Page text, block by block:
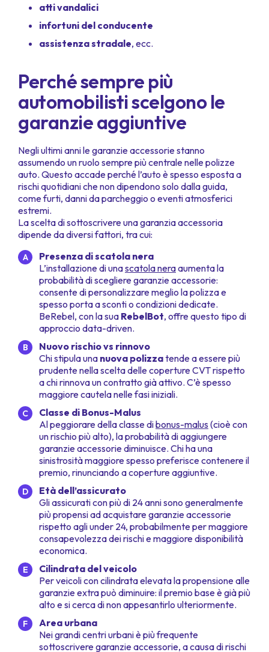
atti vandalici
infortuni del conducente
assistenza stradale, ecc.
Perché sempre più
automobilisti scelgono le
garanzie aggiuntive
Negli ultimi anni le garanzie accessorie stanno
assumendo un ruolo sempre più centrale nelle polizze
auto. Questo accade perché l’auto è spesso esposta a
rischi quotidiani che non dipendono solo dalla guida,
come furti, danni da parcheggio o eventi atmosferici
estremi.
La scelta di sottoscrivere una garanzia accessoria
dipende da diversi fattori, tra cui:
Presenza di scatola nera
L’installazione di unascatola neraaumenta la
probabilità di scegliere garanzie accessorie:
consente di personalizzare meglio la polizza e
spesso porta a sconti o condizioni dedicate.
BeRebel, con la sua RebelBot, offre questo tipo di
approccio data-driven.
Nuovo rischio vs rinnovo
Chi stipula una nuova polizzatende a essere più
prudente nella scelta delle coperture CVT rispetto
a chi rinnova un contratto già attivo. C’è spesso
maggiore cautela nelle fasi iniziali.
Classe di Bonus-Malus
Al peggiorare della classe dibonus-malus (cioè con
un rischio più alto), la probabilità di aggiungere
garanzie accessorie diminuisce. Chi ha una
sinistrosità maggiore spesso preferisce contenere il
premio, rinunciando a coperture aggiuntive.
Età dell’assicurato
Gli assicurati con più di 24 anni sono generalmente
più propensi ad acquistare garanzie accessorie
rispetto agli under 24, probabilmente per maggiore
consapevolezza dei rischi e maggiore disponibilità
economica.
Cilindrata del veicolo
Per veicoli con cilindrata elevata la propensione alle
garanzie extra può diminuire: il premio base è già più
alto e si cerca di non appesantirlo ulteriormente.
Area urbana
Nei grandi centri urbani è più frequente
sottoscrivere garanzie accessorie, a causa di rischi